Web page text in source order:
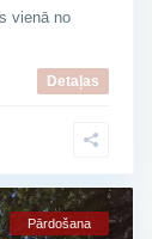
vienā no
Detaļas
Pārdošana